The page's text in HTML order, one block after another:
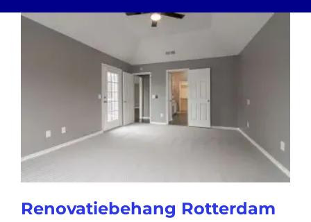
Renovatiebehang Rotterdam